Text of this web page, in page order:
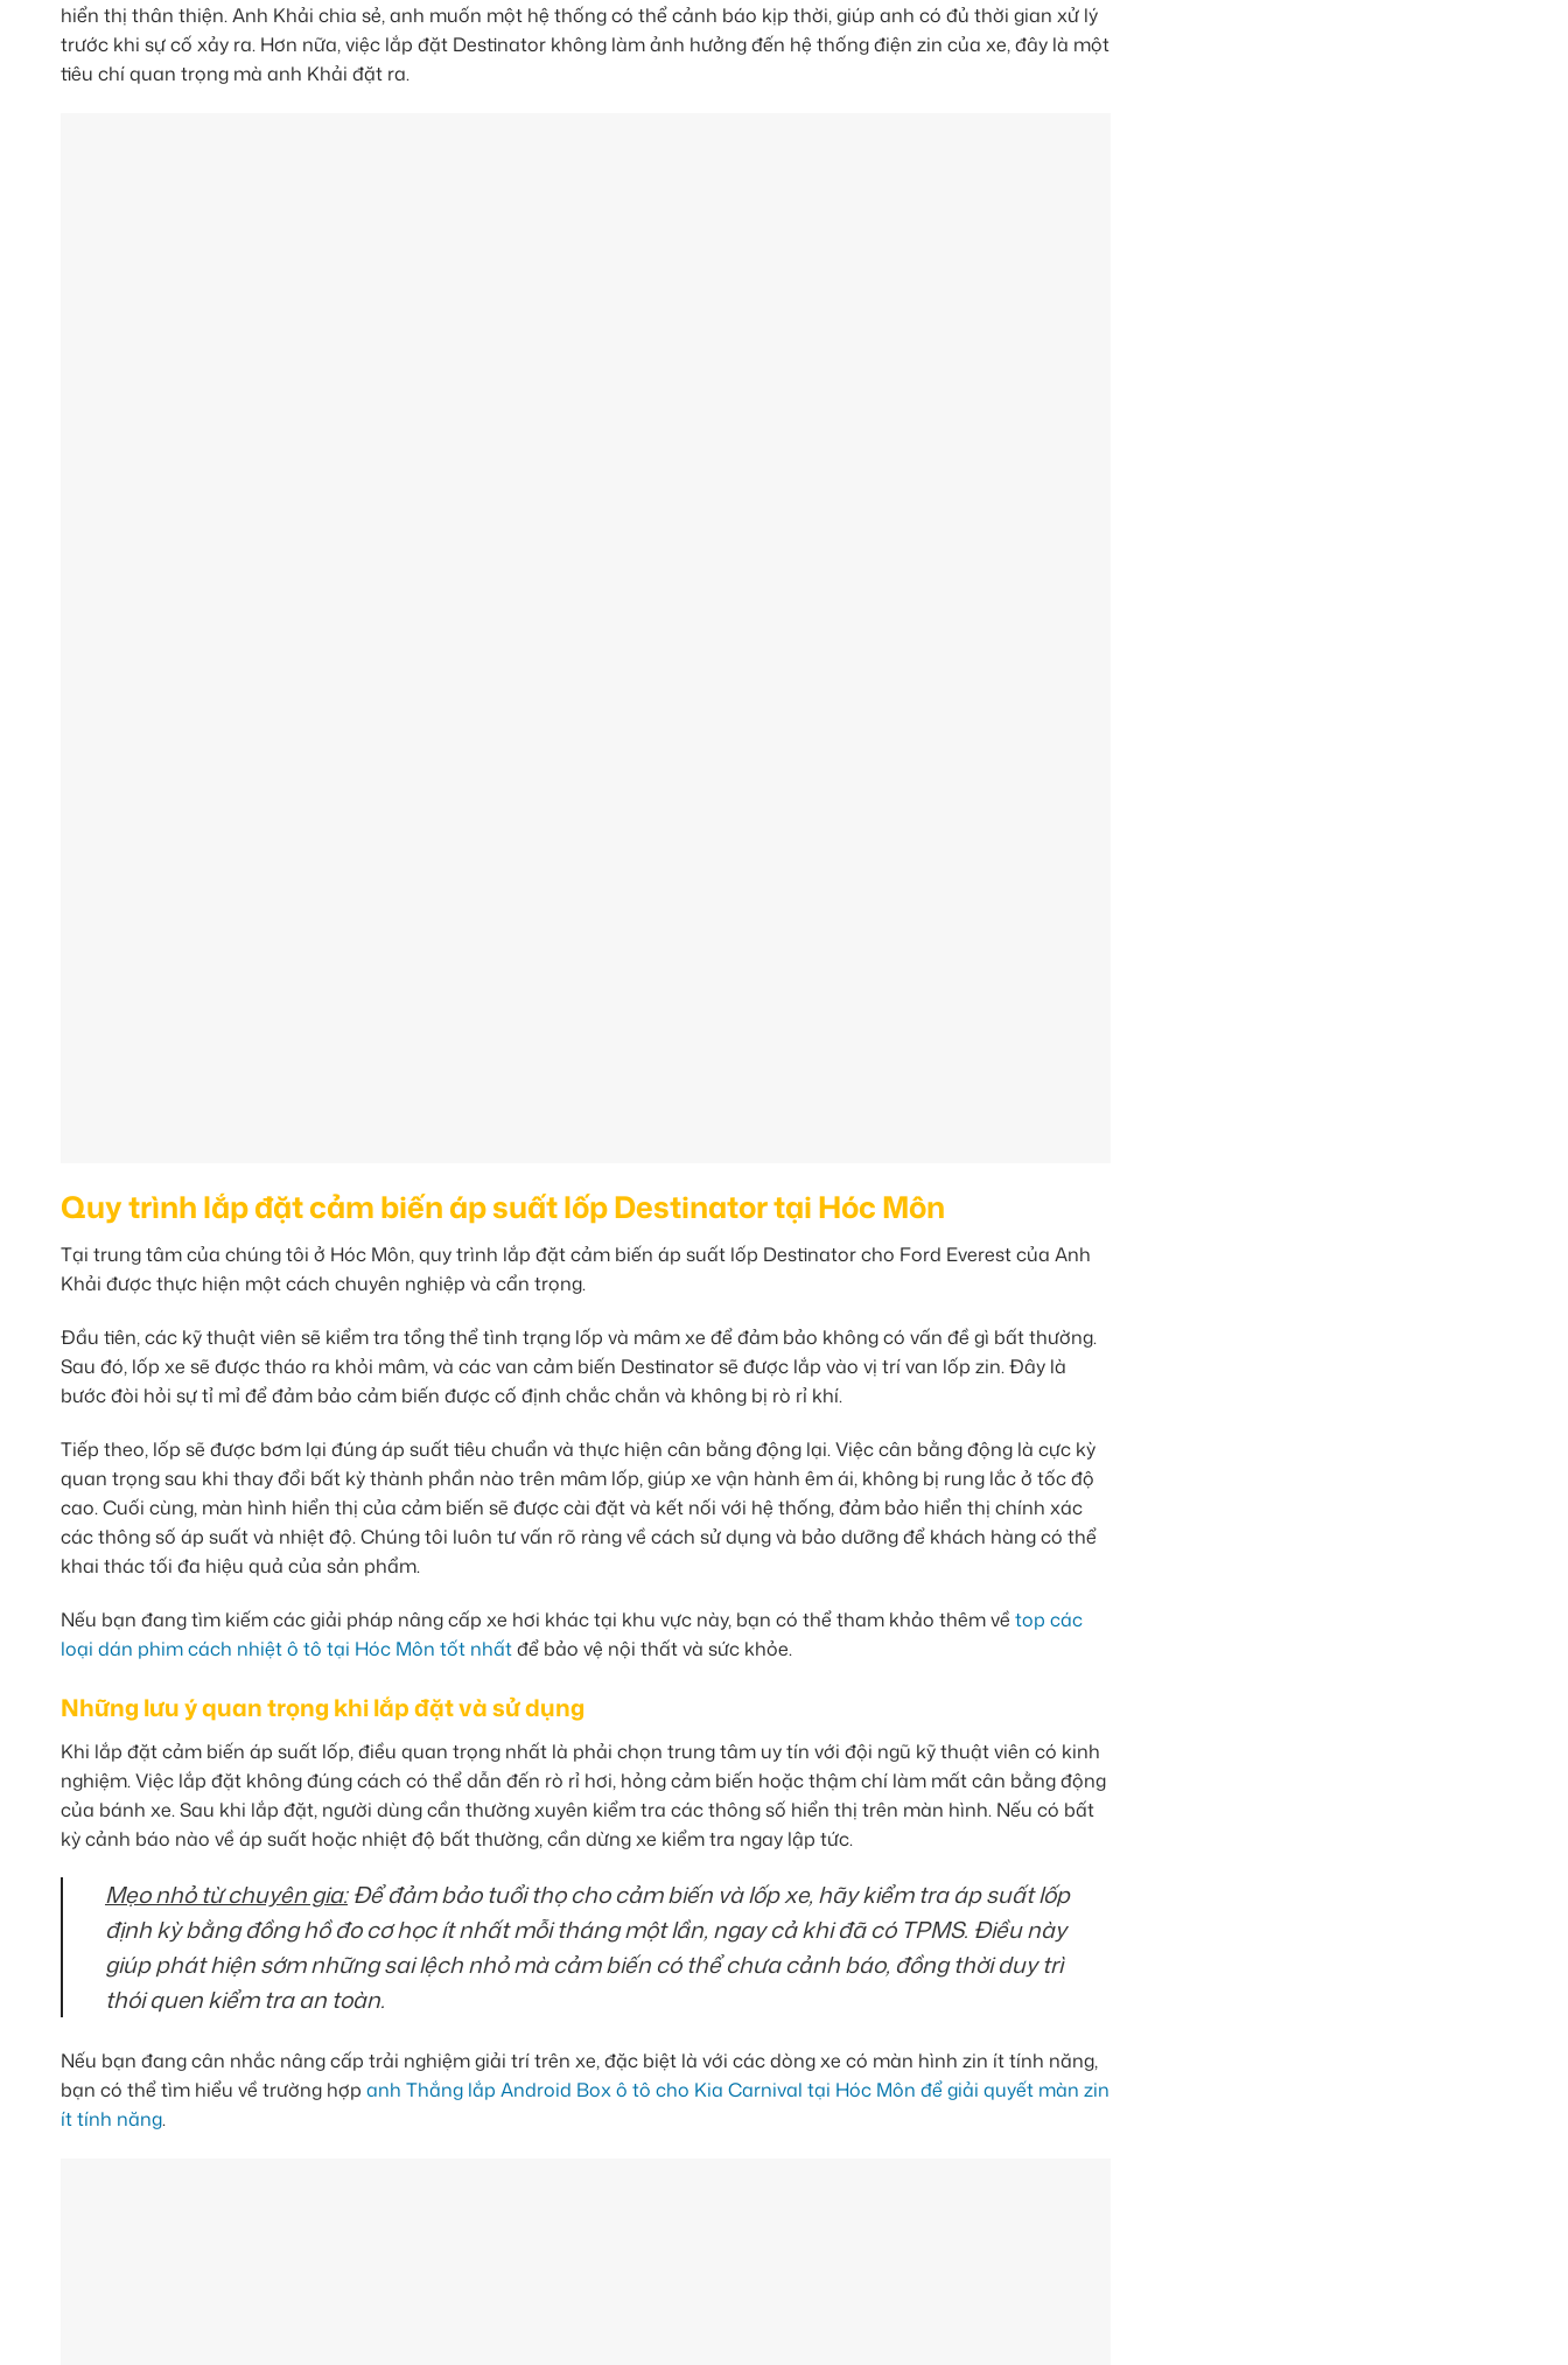
hiển thị thân thiện. Anh Khải chia sẻ, anh muốn một hệ thống có thể cảnh báo kịp thời, giúp anh có đủ thời gian xử lý
trước khi sự cố xảy ra. Hơn nữa, việc lắp đặt Destinator không làm ảnh hưởng đến hệ thống điện zin của xe, đây là một
tiêu chí quan trọng mà anh Khải đặt ra.
Quy trình lắp đặt cảm biến áp suất lốp Destinator tại Hóc Môn
Tại trung tâm của chúng tôi ở Hóc Môn, quy trình lắp đặt cảm biến áp suất lốp Destinator cho Ford Everest của Anh
Khải được thực hiện một cách chuyên nghiệp và cẩn trọng.
Đầu tiên, các kỹ thuật viên sẽ kiểm tra tổng thể tình trạng lốp và mâm xe để đảm bảo không có vấn đề gì bất thường.
Sau đó, lốp xe sẽ được tháo ra khỏi mâm, và các van cảm biến Destinator sẽ được lắp vào vị trí van lốp zin. Đây là
bước đòi hỏi sự tỉ mỉ để đảm bảo cảm biến được cố định chắc chắn và không bị rò rỉ khí.
Tiếp theo, lốp sẽ được bơm lại đúng áp suất tiêu chuẩn và thực hiện cân bằng động lại. Việc cân bằng động là cực kỳ
quan trọng sau khi thay đổi bất kỳ thành phần nào trên mâm lốp, giúp xe vận hành êm ái, không bị rung lắc ở tốc độ
cao. Cuối cùng, màn hình hiển thị của cảm biến sẽ được cài đặt và kết nối với hệ thống, đảm bảo hiển thị chính xác
các thông số áp suất và nhiệt độ. Chúng tôi luôn tư vấn rõ ràng về cách sử dụng và bảo dưỡng để khách hàng có thể
khai thác tối đa hiệu quả của sản phẩm.
Nếu bạn đang tìm kiếm các giải pháp nâng cấp xe hơi khác tại khu vực này, bạn có thể tham khảo thêm về top các
loại dán phim cách nhiệt ô tô tại Hóc Môn tốt nhấtđể bảo vệ nội thất và sức khỏe.
Những lưu ý quan trọng khi lắp đặt và sử dụng
Khi lắp đặt cảm biến áp suất lốp, điều quan trọng nhất là phải chọn trung tâm uy tín với đội ngũ kỹ thuật viên có kinh
nghiệm. Việc lắp đặt không đúng cách có thể dẫn đến rò rỉ hơi, hỏng cảm biến hoặc thậm chí làm mất cân bằng động
của bánh xe. Sau khi lắp đặt, người dùng cần thường xuyên kiểm tra các thông số hiển thị trên màn hình. Nếu có bất
kỳ cảnh báo nào về áp suất hoặc nhiệt độ bất thường, cần dừng xe kiểm tra ngay lập tức.
Mẹo nhỏ từ chuyên gia:Để đảm bảo tuổi thọ cho cảm biến và lốp xe, hãy kiểm tra áp suất lốp
định kỳ bằng đồng hồ đo cơ học ít nhất mỗi tháng một lần, ngay cả khi đã có TPMS. Điều này
giúp phát hiện sớm những sai lệch nhỏ mà cảm biến có thể chưa cảnh báo, đồng thời duy trì
thói quen kiểm tra an toàn.
Nếu bạn đang cân nhắc nâng cấp trải nghiệm giải trí trên xe, đặc biệt là với các dòng xe có màn hình zin ít tính năng,
bạn có thể tìm hiểu về trường hợp anh Thắng lắp Android Box ô tô cho Kia Carnival tại Hóc Môn để giải quyết màn zin
ít tính năng.